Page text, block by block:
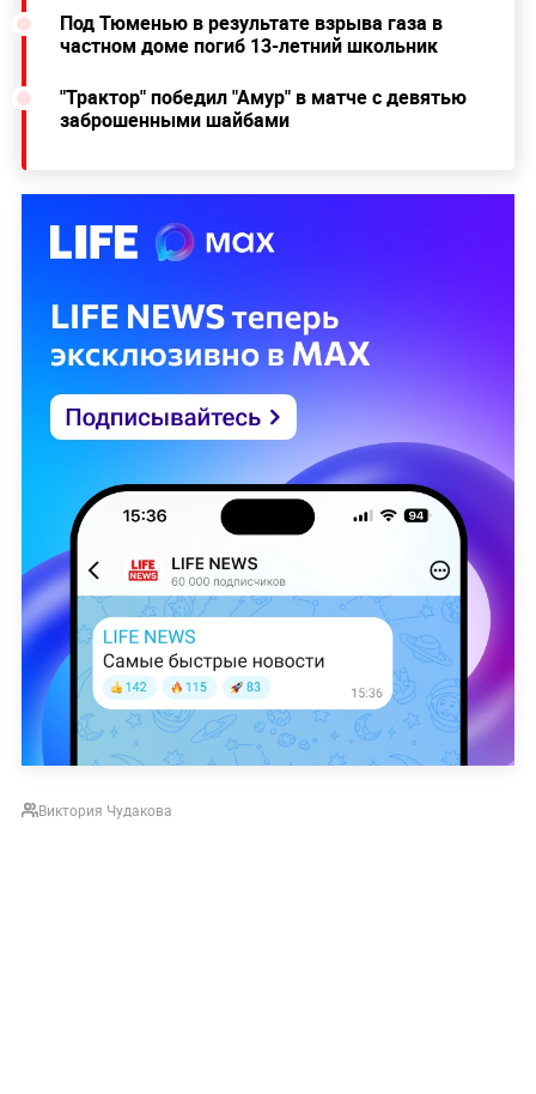
Под Тюменью в результате взрыва газа в
частном доме погиб 13-летний школьник
"Трактор" победил "Амур" в матче с девятью
заброшенными шайбами
Виктория Чудакова